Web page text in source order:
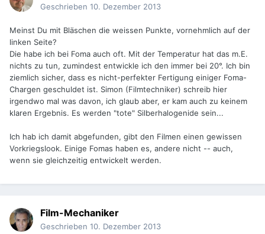
Geschrieben 10. Dezember 2013
Meinst Du mit Bläschen die weissen Punkte, vornehmlich auf der
linken Seite?
Die habe ich bei Foma auch oft. Mit der Temperatur hat das m.E.
nichts zu tun, zumindest entwickle ich den immer bei 20°. Ich bin
ziemlich sicher, dass es nicht-perfekter Fertigung einiger Foma-
Chargen geschuldet ist. Simon (Filmtechniker) schreib hier
irgendwo mal was davon, ich glaub aber, er kam auch zu keinem
klaren Ergebnis. Es werden "tote" Silberhalogenide sein...
Ich hab ich damit abgefunden, gibt den Filmen einen gewissen
Vorkriegslook. Einige Fomas haben es, andere nicht -- auch,
wenn sie gleichzeitig entwickelt werden.
Film-Mechaniker
Geschrieben 10. Dezember 2013